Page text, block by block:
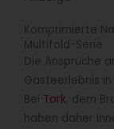
Komprimierte
Multifold-Serie
Die Ansprüche
Gästeerlebnis
Bei Tork, dem
haben daher